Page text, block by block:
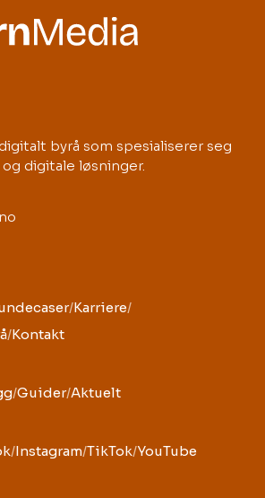
byrå som spesialiserer seg
digitale løsninger.
/Karriere/
/Kontakt
/Guider/Aktuelt
/Instagram/TikTok/YouTube